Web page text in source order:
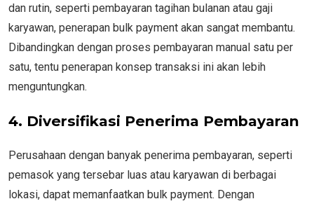
dan rutin, seperti pembayaran tagihan bulanan atau gaji
karyawan, penerapan bulk payment akan sangat membantu.
Dibandingkan dengan proses pembayaran manual satu per
satu, tentu penerapan konsep transaksi ini akan lebih
menguntungkan.
4. Diversifikasi Penerima Pembayaran
Perusahaan dengan banyak penerima pembayaran, seperti
pemasok yang tersebar luas atau karyawan di berbagai
lokasi, dapat memanfaatkan bulk payment. Dengan